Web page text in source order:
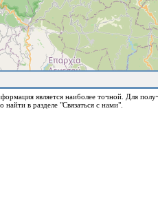
является наиболее точной. Для
в разделе "Связаться с нами".